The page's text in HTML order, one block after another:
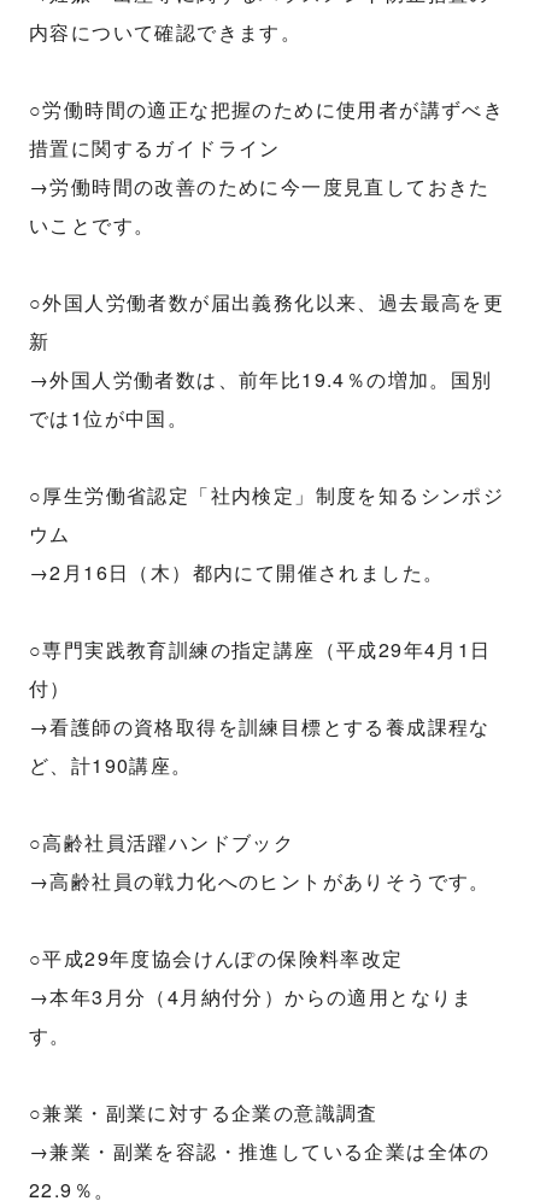
内容について確認できます。
○労働時間の適正な把握のために使用者が講ずべき
措置に関するガイドライン
→労働時間の改善のために今一度見直しておきた
いことです。
○外国人労働者数が届出義務化以来、過去最高を更
新
→外国人労働者数は、前年比19.4％の増加。国別
では1位が中国。
○厚生労働省認定「社内検定」制度を知るシンポジ
ウム
→2月16日（木）都内にて開催されました。
○専門実践教育訓練の指定講座（平成29年4月1日
付）
→看護師の資格取得を訓練目標とする養成課程な
ど、計190講座。
○高齢社員活躍ハンドブック
→高齢社員の戦力化へのヒントがありそうです。
○平成29年度協会けんぽの保険料率改定
→本年3月分（4月納付分）からの適用となりま
す。
○兼業・副業に対する企業の意識調査
→兼業・副業を容認・推進している企業は全体の
22.9％。